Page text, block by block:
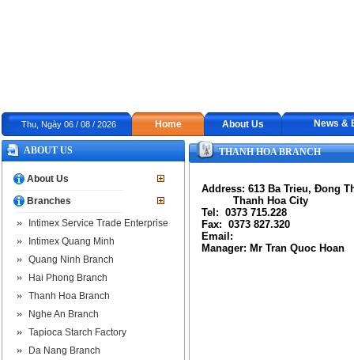
Thu, Ngày 06 / 08 / 2026 Home About Us News &
ABOUT US
About Us
Branches
Intimex Service Trade Enterprise
Intimex Quang Minh
Quang Ninh Branch
Hai Phong Branch
Thanh Hoa Branch
Nghe An Branch
Tapioca Starch Factory
Da Nang Branch
THANH HOA BRANCH
Address: 613 Ba Trieu, Đong
Thanh Hoa City
Tel: 0373 715.228
Fax: 0373 827.320
Email:
Manager: Mr Tran Quoc Hoan